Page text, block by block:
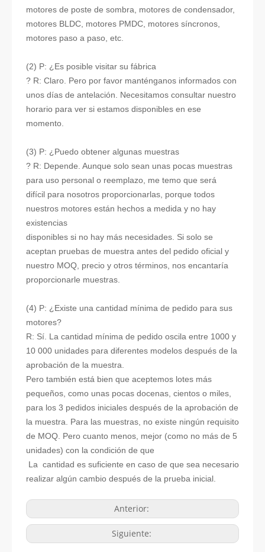
motores de poste de sombra, motores de condensador,
motores BLDC, motores PMDC, motores síncronos,
motores paso a paso, etc.
(2) P: ¿Es posible visitar su fábrica
? R: Claro. Pero por favor manténganos informados con
unos días de antelación. Necesitamos consultar nuestro
horario para ver si estamos disponibles en ese
momento.
(3) P: ¿Puedo obtener algunas muestras
? R: Depende. Aunque solo sean unas pocas muestras
para uso personal o reemplazo, me temo que será
difícil para nosotros proporcionarlas, porque todos
nuestros motores están hechos a medida y no hay
existencias
disponibles si no hay más necesidades. Si solo se
aceptan pruebas de muestra antes del pedido oficial y
nuestro MOQ, precio y otros términos, nos encantaría
proporcionarle muestras.
(4) P: ¿Existe una cantidad mínima de pedido para sus
motores?
R: Sí. La cantidad mínima de pedido oscila entre 1000 y
10 000 unidades para diferentes modelos después de la
aprobación de la muestra.
Pero también está bien que aceptemos lotes más
pequeños, como unas pocas docenas, cientos o miles,
para los 3 pedidos iniciales después de la aprobación de
la muestra. Para las muestras, no existe ningún requisito
de MOQ. Pero cuanto menos, mejor (como no más de 5
unidades) con la condición de que
La cantidad es suficiente en caso de que sea necesario
realizar algún cambio después de la prueba inicial.
Anterior:
Siguiente: